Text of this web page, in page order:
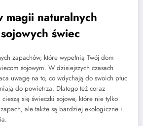
magii naturalnych
świec
zapachów, które wypełnią Twój dom
sojowym. W dzisiejszych czasach
uwagę na to, co wdychają do swoich płuc
do powietrza. Dlatego też coraz
się świeczki sojowe, które nie tylko
ale także są bardziej ekologiczne i